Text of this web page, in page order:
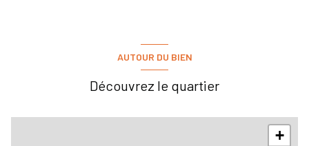
AUTOUR DU BIEN
Découvrez le quartier
+